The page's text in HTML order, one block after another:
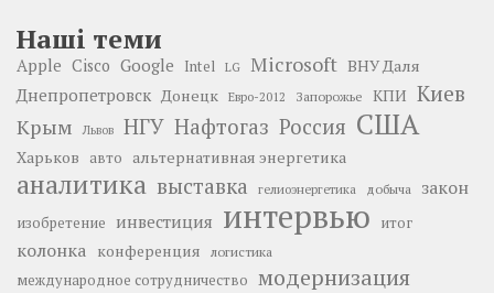
Наші теми
Apple Cisco Google Intel LG Microsoft ВНУ Даля
Днепропетровск Донецк Евро-2012 Запорожье КПИ Киев
Крым Львов НГУ Нафтогаз Россия США
Харьков авто альтернативная энергетика
аналитика выставка гелиоэнергетика добыча закон
изобретение инвестиция интервью итог
колонка конференция логистика
международное сотрудничество модернизация